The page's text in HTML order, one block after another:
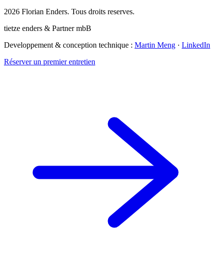
2026 Florian Enders. Tous droits reserves.
tietze enders & Partner mbB
Developpement & conception technique : Martin Meng · LinkedIn
Réserver un premier entretien